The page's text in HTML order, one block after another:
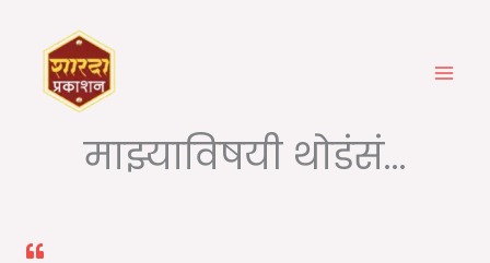
content
माझ्याविषयी थोडंसं...